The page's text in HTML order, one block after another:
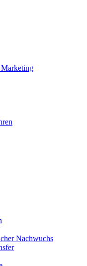
Nachwuchs